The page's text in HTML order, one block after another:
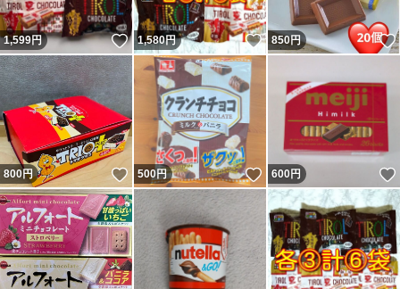
1,599円 いいね！
1,580円 いいね！
850円
800円 いいね！
500円 いいね！
600円